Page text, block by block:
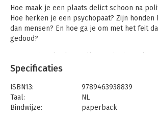
Hoe maak je een plaats delict schoon na
Hoe herken je een psychopaat? Zijn
dan mensen? En hoe ga je om met het feit
gedood?
podcast de volksjury gaan in dit tweede
naar antwoorden op de meest prangende
crime addicts. En dat doen ze op hun
verfrissende manier: als armchair detectives
geruchtmakende misdaadverhalen tot in de
Specificaties
ISBN13:
9789463938839
Taal:
NL
Bindwijze:
paperback